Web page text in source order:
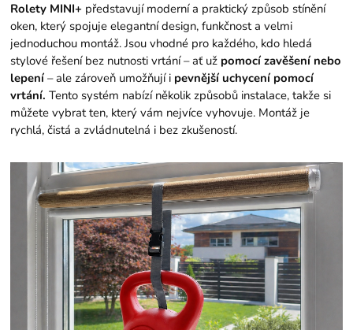
Rolety MINI+ představují moderní a praktický způsob stínění
oken, který spojuje elegantní design, funkčnost a velmi
jednoduchou montáž. Jsou vhodné pro každého, kdo hledá
stylové řešení bez nutnosti vrtání – ať už pomocí zavěšení nebo
lepení – ale zároveň umožňují i pevnější uchycení pomocí
vrtání. Tento systém nabízí několik způsobů instalace, takže si
můžete vybrat ten, který vám nejvíce vyhovuje. Montáž je
rychlá, čistá a zvládnutelná i bez zkušeností.